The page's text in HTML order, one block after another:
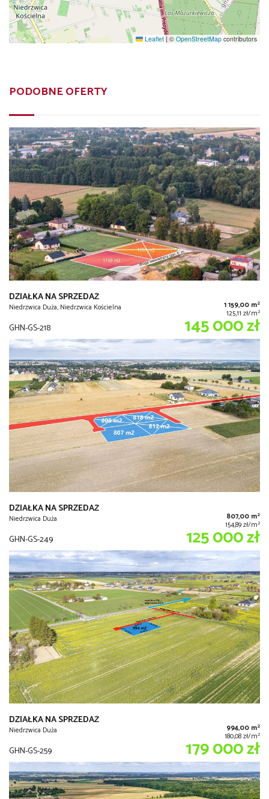
Leaflet |© OpenStreetMap contributors
PODOBNE OFERTY
DZIAŁKA NA SPRZEDAŻ
Niedrzwica Duża, Niedrzwica Kościelna 1 159,00 m2
125,11 zł/m2
GHN-GS-218 145 000 zł
DZIAŁKA NA SPRZEDAŻ
Niedrzwica Duża 807,00 m2
154,89 zł/m2
GHN-GS-249 125 000 zł
DZIAŁKA NA SPRZEDAŻ
Niedrzwica Duża 994,00 m2
180,08 zł/m2
GHN-GS-259 179 000 zł